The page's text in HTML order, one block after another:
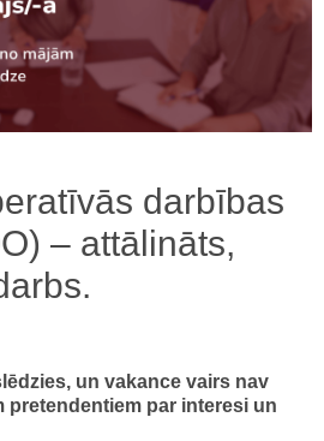
darbības
– attālināts,
un vakance vairs nav
pretendentiem par interesi un